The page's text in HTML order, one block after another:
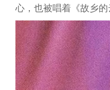
心，也被唱着《故乡